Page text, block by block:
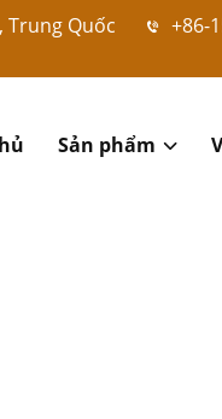
Trung Quốc +86-
Sản phẩm